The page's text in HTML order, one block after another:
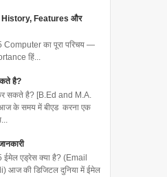
History, Features और
का पूरा परिचय —
हिं...
है?
सकते है? [B.Ed and M.A.
के समय में बीएड करना एक
एड्रेस क्या है? (Email
आज की डिजिटल दुनिया में ईमेल